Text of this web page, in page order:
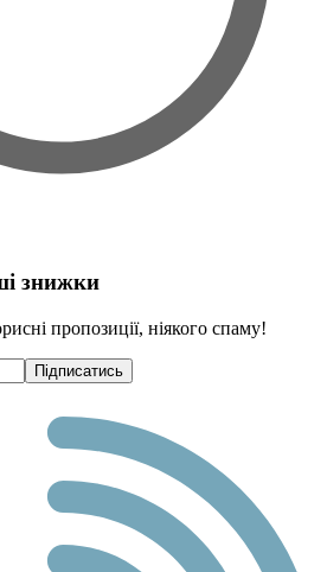
знижки
пропозиції, ніякого спаму!
Підписатись